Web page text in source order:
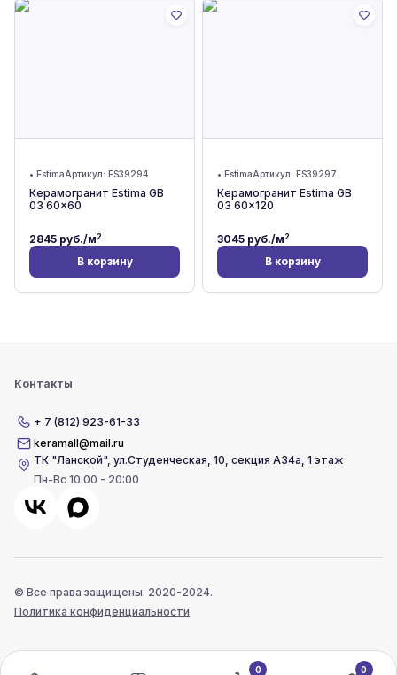
• EstimaАртикул: ES39294
Керамогранит Estima GB
03 60x60
2845 руб./м2
В корзину
• EstimaАртикул: ES39297
Керамогранит Estima GB
03 60x120
3045 руб./м2
В корзину
Контакты
+ 7 (812) 923-61-33
keramall@mail.ru
ТК "Ланской",ул.Студенческая, 10, секция А34а, 1 этаж
Пн-Вс 10:00 - 20:00
© Все права защищены. 2020-2024.
Политика конфиденциальности
0 0